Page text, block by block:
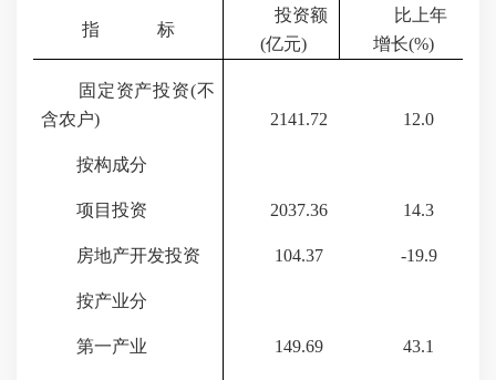
指 标
投资额
(亿元)
比上年
增长(%)
固定资产投资(不
含农户)
2141.72 12.0
按构成分
项目投资 2037.36 14.3
房地产开发投资 104.37 -19.9
按产业分
第一产业 149.69 43.1